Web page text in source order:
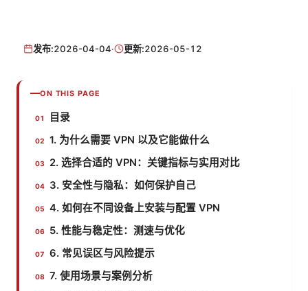
发布:2026-04-04· 更新:2026-05-12
ON THIS PAGE
目录
1. 为什么需要 VPN 以及它能做什么
2. 选择合适的 VPN：关键指标与实用对比
3. 安全性与隐私：如何保护自己
4. 如何在不同设备上安装与配置 VPN
5. 性能与稳定性：测速与优化
6. 常见误区与风险提示
7. 使用场景与案例分析